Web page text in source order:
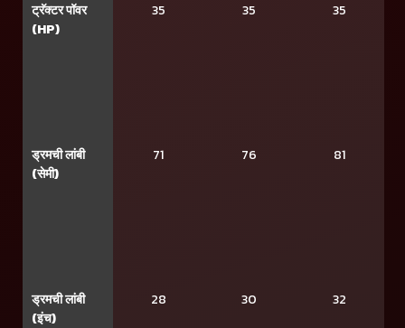
ट्रॅक्टर पॉवर
(HP)
ड्रमची लांबी
(सेमी)
ड्रमची लांबी
(इंच)
35
71
28
35
76
30
35
81
32